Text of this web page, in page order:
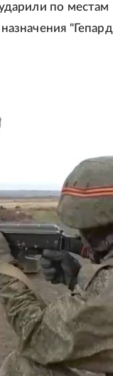
по местам